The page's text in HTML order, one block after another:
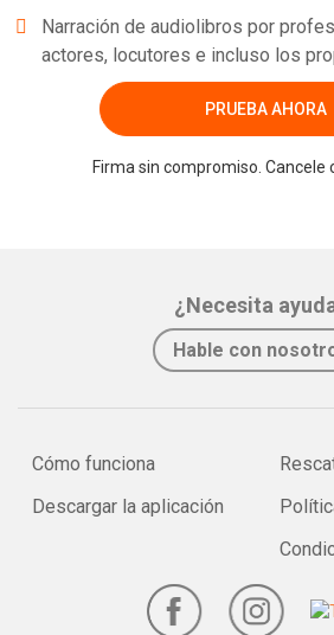
Narración de audiolibros por
actores, locutores e incluso los
PRUEBA AHORA
Firma sin compromiso. Cancele
¿Necesita
Hable con
Cómo funciona
Descargar la aplicación